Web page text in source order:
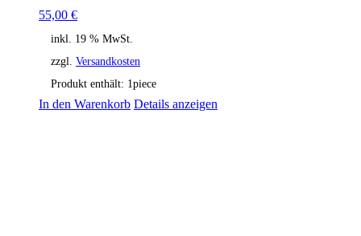
55,00 €
inkl. 19 % MwSt.
zzgl. Versandkosten
Produkt enthält: 1piece
In den Warenkorb Details anzeigen